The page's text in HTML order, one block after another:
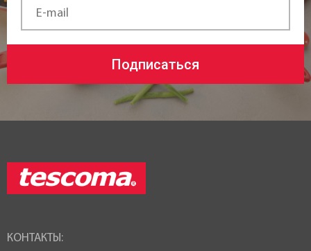
Подписаться
КОНТАКТЫ: